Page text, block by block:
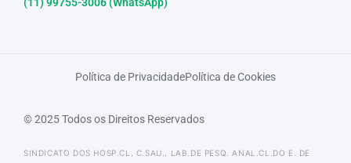
(11) 99755-3006 (WhatsApp)
Política de PrivacidadePolítica de Cookies
© 2025 Todos os Direitos Reservados
SINDICATO DOS HOSP.CL, C.SAU., LAB.DE PESQ. ANAL.CL.DO E. DE